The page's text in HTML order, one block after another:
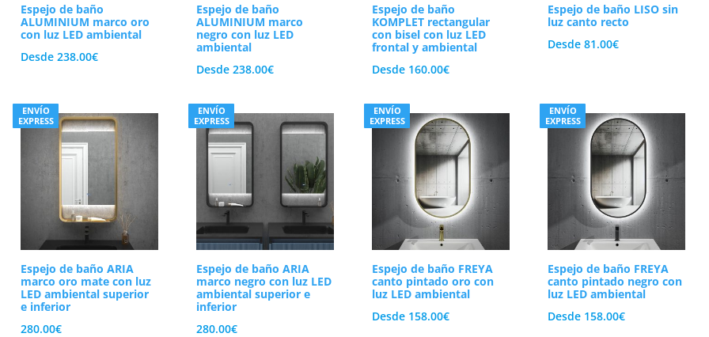
Espejo de baño
ALUMINIUM marco oro
con luz LED ambiental
Desde238.00€
Espejo de baño
ALUMINIUM marco
negro con luz LED
ambiental
Desde238.00€
Espejo de baño
KOMPLET rectangular
con bisel con luz LED
frontal y ambiental
Desde 160.00€
Espejo de baño LISO sin
luz canto recto
Desde81.00€
ENVÍO
EXPRESS
Espejo de baño ARIA
marco oro mate con luz
LED ambiental superior
e inferior
280.00€
ENVÍO
EXPRESS
Espejo de baño ARIA
marco negro con luz LED
ambiental superior e
inferior
280.00€
ENVÍO
EXPRESS
Espejo de baño FREYA
canto pintado oro con
luz LED ambiental
Desde 158.00€
ENVÍO
EXPRESS
Espejo de baño FREYA
canto pintado negro con
luz LED ambiental
Desde 158.00€